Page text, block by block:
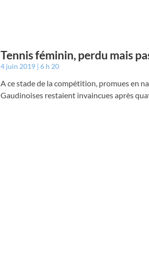
Tennis féminin, perdu mais
4 juin 2019 6 h 20
A ce stade de la compétition, promues en
Gaudinoises restaient invaincues après